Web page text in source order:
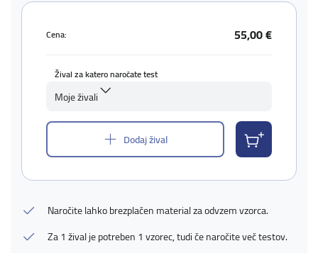
Cena: 55,00 €
Žival za katero naročate test
Moje živali
Dodaj žival
Naročite lahko brezplačen material za odvzem vzorca.
Za 1 žival je potreben 1 vzorec, tudi če naročite več testov.